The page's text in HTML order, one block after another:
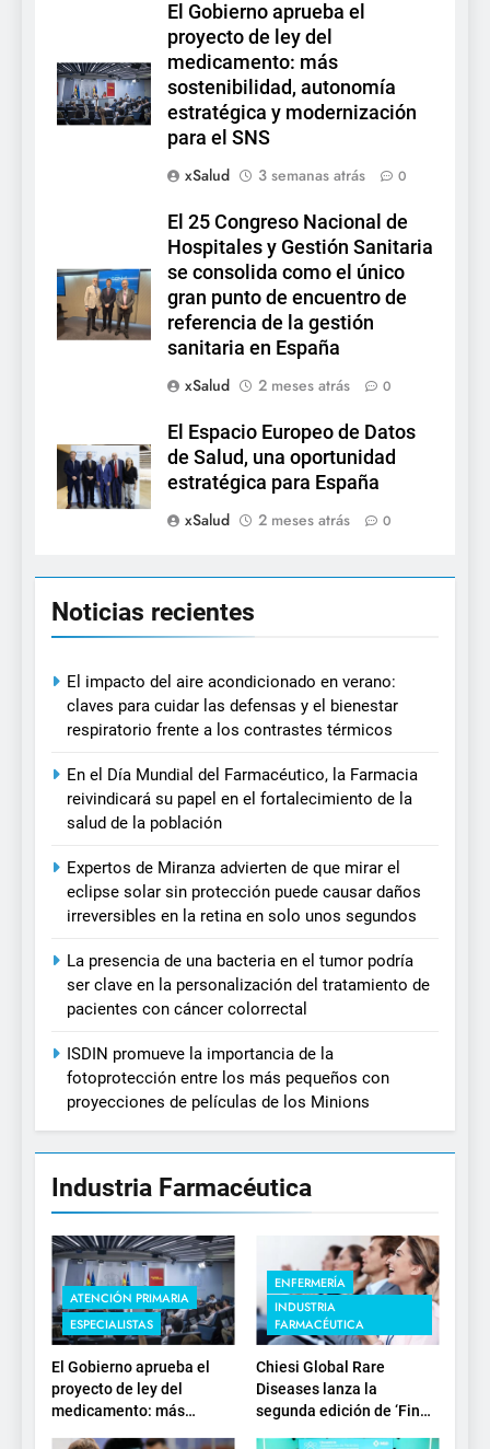
El Gobierno aprueba el
proyecto de ley del
medicamento: más
sostenibilidad, autonomía
estratégica y modernización
para el SNS
xSalud
3 semanas atrás 0
El 25 Congreso Nacional de
Hospitales y Gestión Sanitaria
se consolida como el único
gran punto de encuentro de
referencia de la gestión
sanitaria en España
xSalud
2 meses atrás 0
El Espacio Europeo de Datos
de Salud, una oportunidad
estratégica para España
xSalud
2 meses atrás 0
Noticias recientes
El impacto del aire acondicionado en verano:
claves para cuidar las defensas y el bienestar
respiratorio frente a los contrastes térmicos
En el Día Mundial del Farmacéutico, la Farmacia
reivindicará su papel en el fortalecimiento de la
salud de la población
Expertos de Miranza advierten de que mirar el
eclipse solar sin protección puede causar daños
irreversibles en la retina en solo unos segundos
La presencia de una bacteria en el tumor podría
ser clave en la personalización del tratamiento de
pacientes con cáncer colorrectal
ISDIN promueve la importancia de la
fotoprotección entre los más pequeños con
proyecciones de películas de los Minions
Industria Farmacéutica
ATENCIÓN PRIMARIA
ESPECIALISTAS
El Gobierno aprueba el
proyecto de ley del
medicamento: más
sostenibilidad, autonomía
ENFERMERÍA
INDUSTRIA
FARMACÉUTICA
Chiesi Global Rare
Diseases lanza la
segunda edición de ‘Find
For Rare’ para impulsar la